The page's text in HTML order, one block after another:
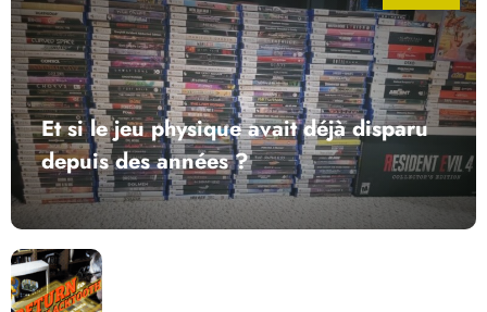
Et si le jeu physique avait déjà disparu
depuis des années ?